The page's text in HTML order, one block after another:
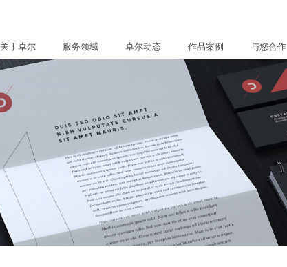
关于卓尔 服务领域 卓尔动态 作品案例 与您合作